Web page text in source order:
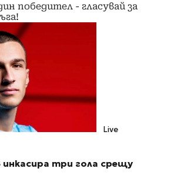
победител - гласувай за
Live
инкасира три гола срещу